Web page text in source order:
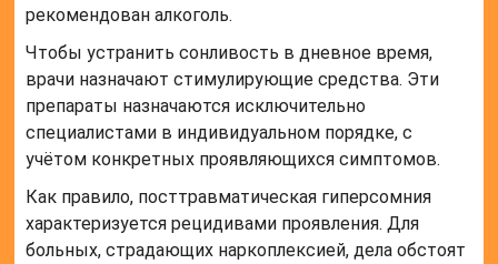
рекомендован алкоголь.
Чтобы устранить сонливость в дневное время,
врачи назначают стимулирующие средства. Эти
препараты назначаются исключительно
специалистами в индивидуальном порядке, с
учётом конкретных проявляющихся симптомов.
Как правило, посттравматическая гиперсомния
характеризуется рецидивами проявления. Для
больных, страдающих наркоплексией, дела обстоят